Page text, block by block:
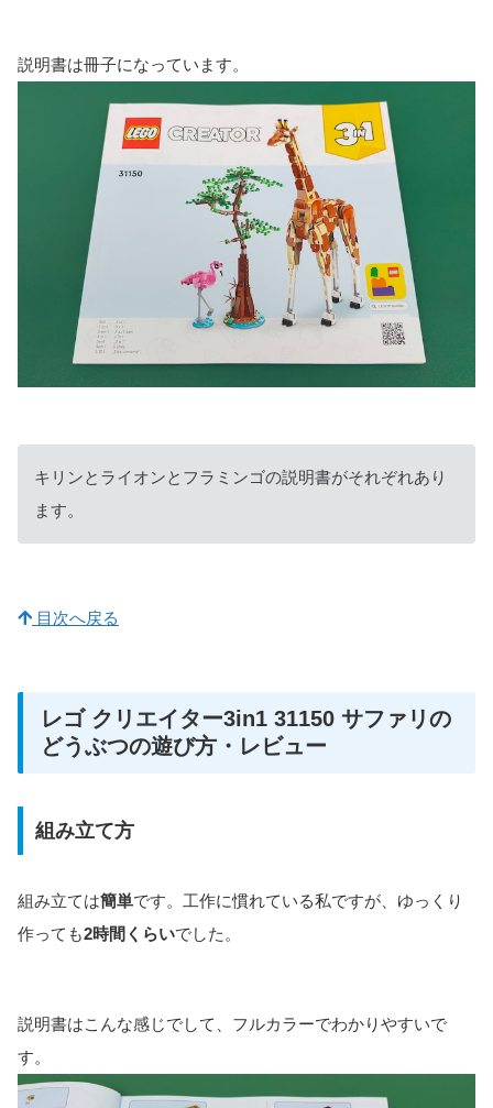
説明書は冊子になっています。
キリンとライオンとフラミンゴの説明書がそれぞれあり
ます。
目次へ戻る
レゴ クリエイター3in1 31150 サファリの
どうぶつの遊び方・レビュー
組み立て方
組み立ては簡単です。工作に慣れている私ですが、ゆっくり
作っても2時間くらいでした。
説明書はこんな感じでして、フルカラーでわかりやすいで
す。